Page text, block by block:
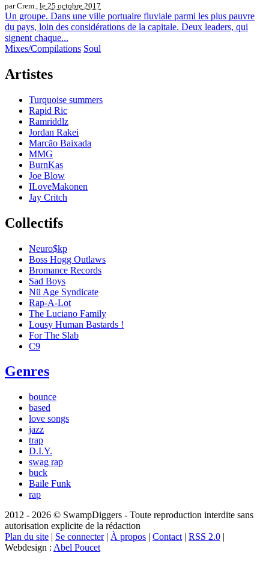
par Crem., le 25 octobre 2017
Un groupe. Dans une ville portuaire fluviale parmi les plus pauvre
du pays, loin des considérations de la capitale. Deux leaders, qui
signent chaque...
Mixes/Compilations Soul
Artistes
Turquoise summers
Rapid Ric
Ramriddlz
Jordan Rakei
Marcão Baixada
MMG
BurnKas
Joe Blow
ILoveMakonen
Jay Critch
Collectifs
Neuro$kp
Boss Hogg Outlaws
Bromance Records
Sad Boys
Nü Age Syndicate
Rap-A-Lot
The Luciano Family
Lousy Human Bastards !
For The Slab
C9
Genres
bounce
based
love songs
jazz
trap
D.I.Y.
swag rap
buck
Baile Funk
rap
2012 - 2026 © SwampDiggers - Toute reproduction interdite sans
autorisation explicite de la rédaction
Plan du site | Se connecter| À propos | Contact | RSS 2.0 |
Webdesign : Abel Poucet